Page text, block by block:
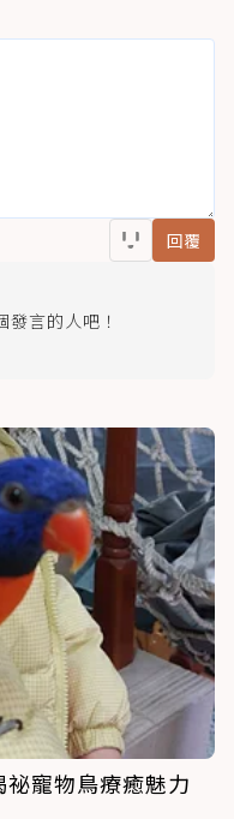
回覆
言的人吧！
寵物鳥療癒魅力